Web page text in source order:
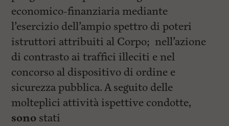
economico-finanziaria mediante
l’esercizio dell’ampio spettro di poteri
istruttori attribuiti al Corpo; nell’azione
di contrasto ai traffici illeciti e nel
concorso al dispositivo di ordine e
sicurezza pubblica. A seguito delle
molteplici attività ispettive condotte,
sono stati